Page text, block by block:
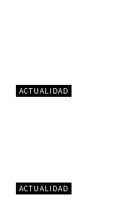
ACTUALIDAD
ACTUALIDAD